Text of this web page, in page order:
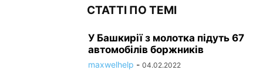
СТАТТІ ПО ТЕМІ
У Башкирії з молотка підуть 67
автомобілів боржників
maxwelhelp - 04.02.2022